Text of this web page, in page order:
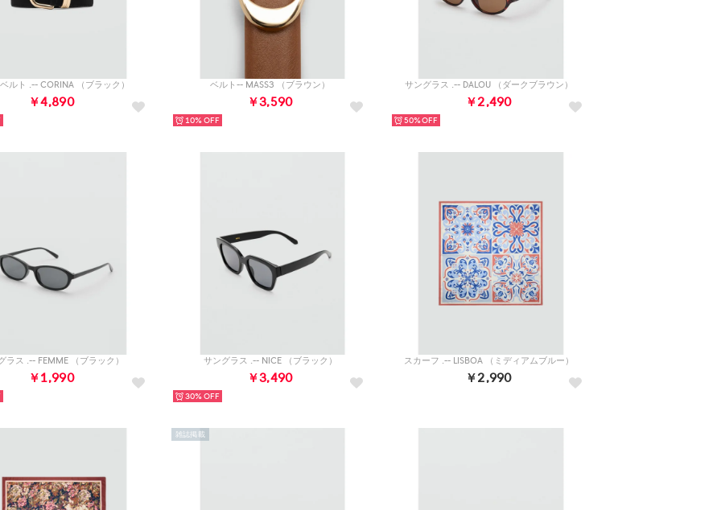
ルト .-- CORINA （ブラック）
￥4,890
ベルト-- MASS3 （ブラウン）
￥3,590
10%
サングラス .-- DALOU （ダークブラウン）
￥2,490
50%
ラス .-- FEMME （ブラック）
￥1,990
サングラス .-- NICE （ブラック）
￥3,490
30%
スカーフ .-- LISBOA （ミディアムブルー）
￥2,990
雑誌掲載